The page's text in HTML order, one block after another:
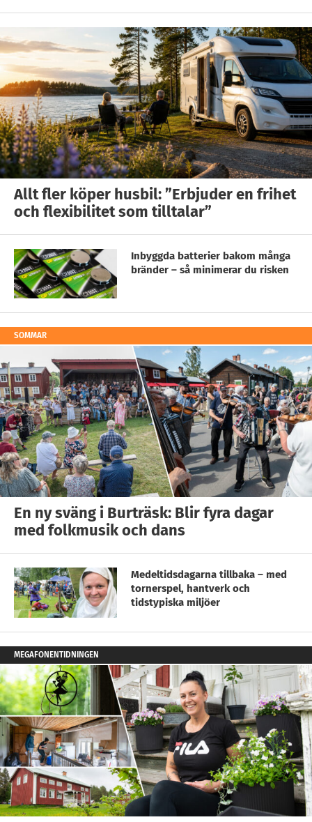
Allt fler köper husbil: ”Erbjuder en frihet
och flexibilitet som tilltalar”
Inbyggda batterier bakom många
bränder – så minimerar du risken
SOMMAR
En ny sväng i Burträsk: Blir fyra dagar
med folkmusik och dans
Medeltidsdagarna tillbaka – med
tornerspel, hantverk och
tidstypiska miljöer
MEGAFONENTIDNINGEN